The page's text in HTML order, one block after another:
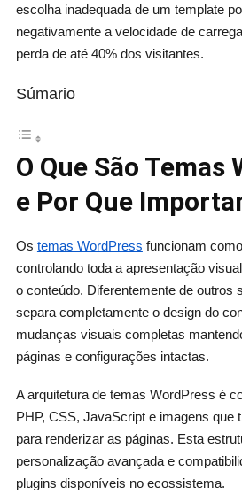
escolha inadequada de um template
negativamente a velocidade de
perda de até 40% dos visitantes.
Súmario
O Que São Temas
e Por Que
Os temas WordPress funcionam
controlando toda a apresentação
o conteúdo. Diferentemente de outros
separa completamente o design do
mudanças visuais completas
páginas e configurações intactas.
A arquitetura de temas WordPress é
PHP, CSS, JavaScript e imagens que
para renderizar as páginas. Esta
personalização avançada e
plugins disponíveis no ecossistema.